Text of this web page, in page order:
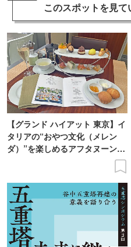
このスポットを見て
【グランド ハイアット 東京】イ
タリアの“おやつ文化（メレン
ダ）”を楽しめるアフタヌーンテ